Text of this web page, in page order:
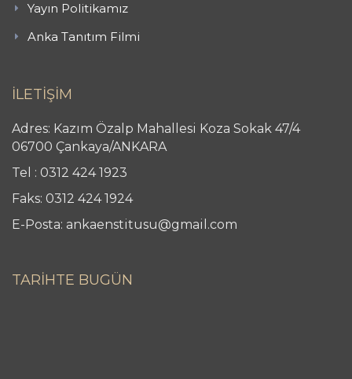
Yayın Politikamız
Anka Tanıtım Filmi
İLETİŞİM
Adres: Kazım Özalp Mahallesi Koza Sokak 47/4
06700 Çankaya/ANKARA
Tel : 0312 424 1923
Faks: 0312 424 1924
E-Posta: ankaenstitusu@gmail.com
TARİHTE BUGÜN